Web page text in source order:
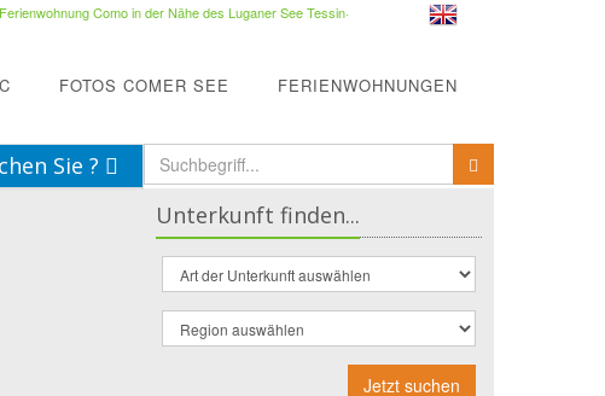
Ferienwohnung Como in der Nähe des Luganer See Tessin·
FOTOS COMER SEE FERIENWOHNUNGEN
Sie ?
Unterkunft finden...
Jetzt suchen